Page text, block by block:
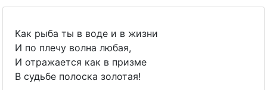
Как рыба ты в воде и в жизни
И по плечу волна любая,
И отражается как в призме
В судьбе полоска золотая!